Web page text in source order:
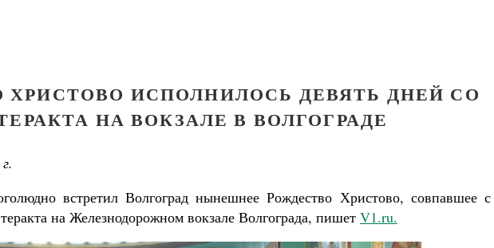
ХРИСТОВО ИСПОЛНИЛОСЬ ДЕВЯТЬ ДНЕЙ СО
НА ВОКЗАЛЕ В ВОЛГОГРАДЕ
встретил Волгоград нынешнее Рождество Христово, совпавшее с
на Железнодорожном вокзале Волгограда, пишет V1.ru.